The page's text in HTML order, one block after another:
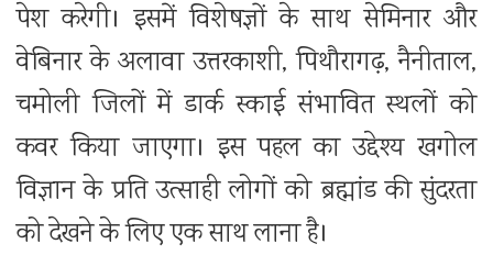
पेश करेगी। इसमें विशेषज्ञों के साथ सेमिनार और
वेबिनार के अलावा उत्तरकाशी, पिथौरागढ़, नैनीताल,
चमोली जिलों में डार्क स्काई संभावित स्थलों को
कवर किया जाएगा। इस पहल का उद्देश्य खगोल
विज्ञान के प्रति उत्साही लोगों को ब्रह्मांड की सुंदरता
को देखने के लिए एक साथ लाना है।